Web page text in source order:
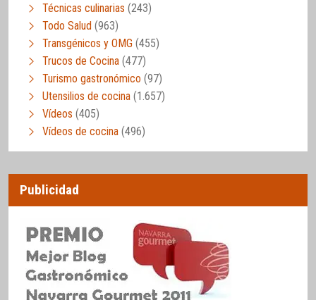
Técnicas culinarias (243)
Todo Salud (963)
Transgénicos y OMG (455)
Trucos de Cocina (477)
Turismo gastronómico (97)
Utensilios de cocina (1.657)
Vídeos (405)
Vídeos de cocina (496)
Publicidad